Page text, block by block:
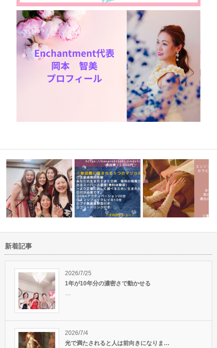
再生執着を手放すことの大切さ
アデプトさん誕生いたしまし
た！おめでとう…
エンソフィックレイキの
ー開催中です…
新着記事
2026/7/25
1年が10年分の濃密さで動かせる
2026/7/4
光で満たされると人は前向きになりま…